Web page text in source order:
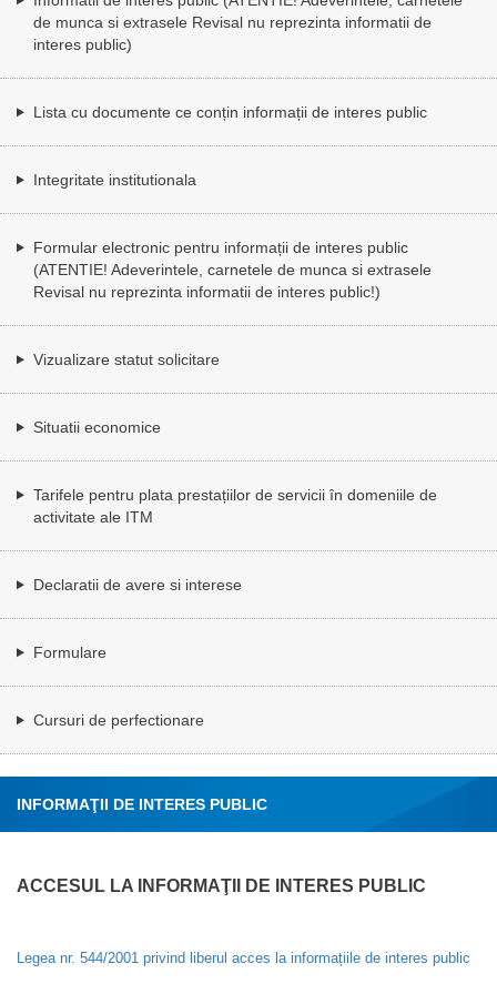
de munca si extrasele Revisal nu reprezinta informatii de
interes public)
Lista cu documente ce conțin informații de interes public
Integritate institutionala
Formular electronic pentru informații de interes public
(ATENTIE! Adeverintele, carnetele de munca si extrasele
Revisal nu reprezinta informatii de interes public!)
Vizualizare statut solicitare
Situatii economice
Tarifele pentru plata prestațiilor de servicii în domeniile de
activitate ale ITM
Declaratii de avere si interese
Formulare
Cursuri de perfectionare
INFORMAŢII DE INTERES PUBLIC
ACCESUL LA INFORMAŢII DE INTERES PUBLIC
Legea nr. 544/2001 privind liberul acces la informațiile de interes public